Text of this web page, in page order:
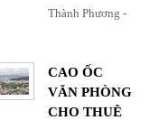
Thành Phương -
Khánh Hòa
CAO ỐC
VĂN PHÒNG
CHO THUÊ